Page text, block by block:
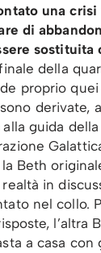
una crisi
di
sostituita
della
proprio quei
derivate,
guida
Beth
in
nel collo.
l’altra
a casa con